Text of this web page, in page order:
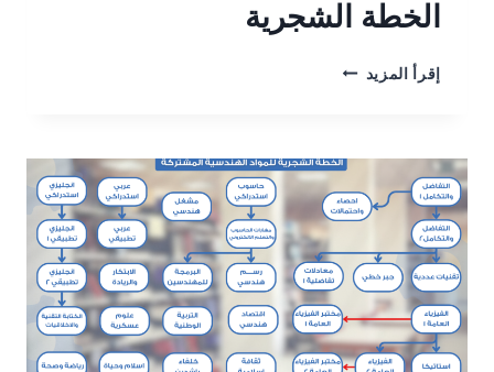
الخطة الشجرية
إقرأ المزيد الخطة